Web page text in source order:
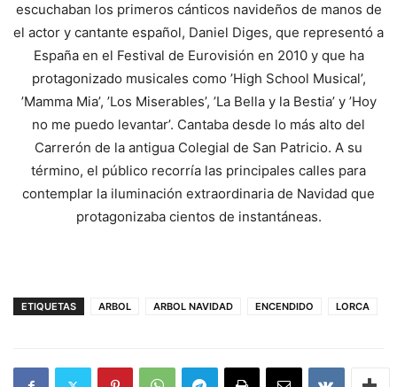
escuchaban los primeros cánticos navideños de manos de
el actor y cantante español, Daniel Diges, que representó a
España en el Festival de Eurovisión en 2010 y que ha
protagonizado musicales como ’High School Musical’,
’Mamma Mia’, ’Los Miserables’, ’La Bella y la Bestia’ y ’Hoy
no me puedo levantar’. Cantaba desde lo más alto del
Carrerón de la antigua Colegial de San Patricio. A su
término, el público recorría las principales calles para
contemplar la iluminación extraordinaria de Navidad que
protagonizaba cientos de instantáneas.
ETIQUETAS ARBOL ARBOL NAVIDAD ENCENDIDO LORCA